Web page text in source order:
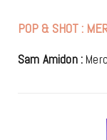
POP & SHOT :
Sam Amidon :